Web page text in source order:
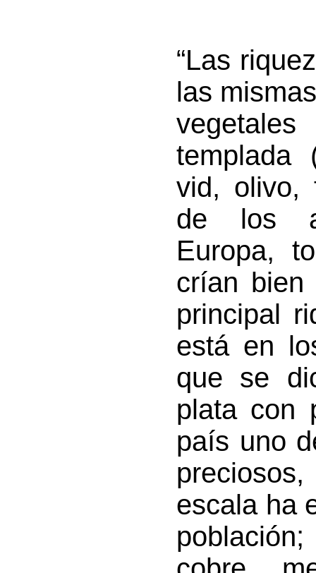
“Las
las
templada
vid, olivo,
de los
Europa,
crían
principal
está en
que se
plata con
país uno
escala ha